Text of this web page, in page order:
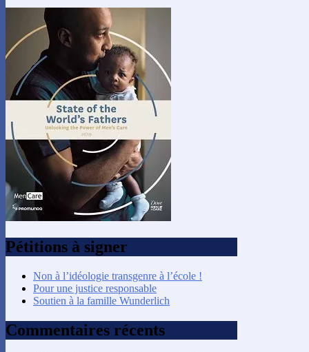
Pétitions à signer
Non à l’idéologie transgenre à l’école !
Pour une justice responsable
Soutien à la famille Wunderlich
Commentaires récents